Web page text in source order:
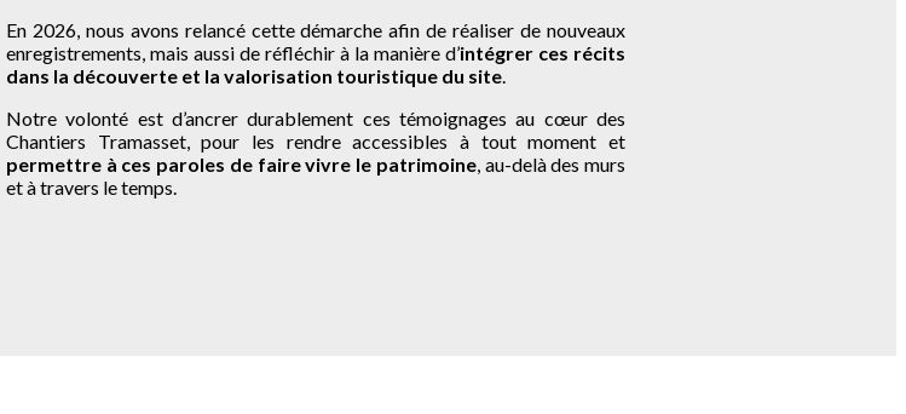
En 2026, nous avons relancé cette démarche afin de réaliser de nouveaux
enregistrements, mais aussi de réfléchir à la manière d’intégrer ces récits
dans la découverte et la valorisation touristique du site.
Notre volonté est d’ancrer durablement ces témoignages au cœur des
Chantiers Tramasset, pour les rendre accessibles à tout moment et
permettre à ces paroles de faire vivre le patrimoine, au-delà des murs
et à travers le temps.